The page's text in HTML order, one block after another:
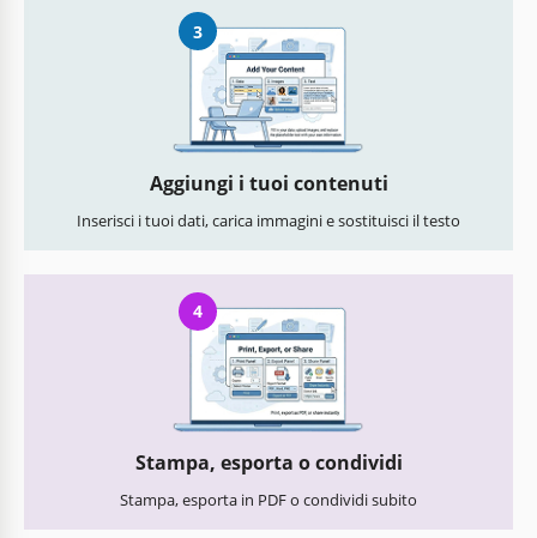
3
Aggiungi i tuoi contenuti
Inserisci i tuoi dati, carica immagini e sostituisci il testo
4
Stampa, esporta o condividi
Stampa, esporta in PDF o condividi subito